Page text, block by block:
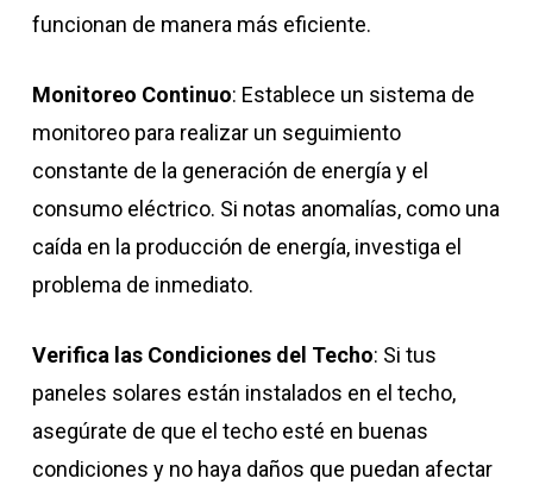
funcionan de manera más eficiente.
Monitoreo Continuo: Establece un sistema de
monitoreo para realizar un seguimiento
constante de la generación de energía y el
consumo eléctrico. Si notas anomalías, como una
caída en la producción de energía, investiga el
problema de inmediato.
Verifica las Condiciones del Techo: Si tus
paneles solares están instalados en el techo,
asegúrate de que el techo esté en buenas
condiciones y no haya daños que puedan afectar